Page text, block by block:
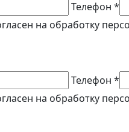
Телефон *
на обработку
Телефон *
на обработку